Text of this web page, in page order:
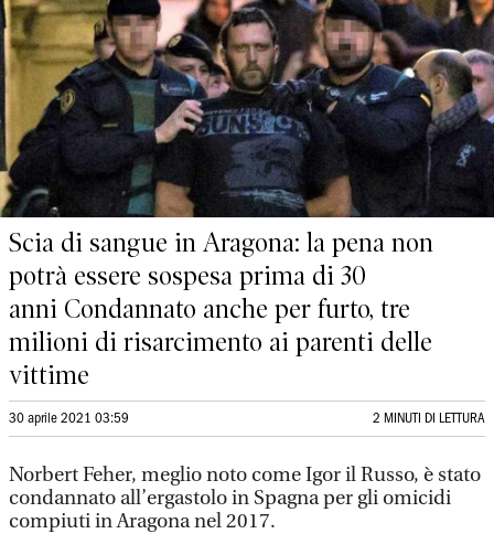
Scia di sangue in Aragona: la pena non
potrà essere sospesa prima di 30
anni Condannato anche per furto, tre
milioni di risarcimento ai parenti delle
vittime
30 aprile 2021 03:59 2 MINUTI DI LETTURA
Norbert Feher, meglio noto come Igor il Russo, è stato
condannato all’ergastolo in Spagna per gli omicidi
compiuti in Aragona nel 2017.